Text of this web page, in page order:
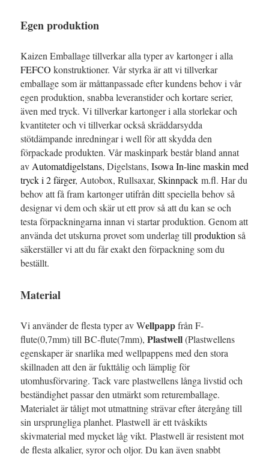
Egen produktion
Kaizen Emballage tillverkar alla typer av kartonger i alla
FEFCO konstruktioner. Vår styrka är att vi tillverkar
emballage som är måttanpassade efter kundens behov i vår
egen produktion, snabba leveranstider och kortare serier,
även med tryck. Vi tillverkar kartonger i alla storlekar och
kvantiteter och vi tillverkar också skräddarsydda
stötdämpande inredningar i well för att skydda den
förpackade produkten. Vår maskinpark består bland annat
av Automatdigelstans, Digelstans, Isowa In-line maskin med
tryck i 2 färger, Autobox, Rullsaxar, Skinnpack m.fl. Har du
behov att få fram kartonger utifrån ditt speciella behov så
designar vi dem och skär ut ett prov så att du kan se och
testa förpackningarna innan vi startar produktion. Genom att
använda det utskurna provet som underlag till produktion så
säkerställer vi att du får exakt den förpackning som du
beställt.
Material
Vi använder de flesta typer av Wellpappfrån F-
flute(0,7mm) till BC-flute(7mm), Plastwell(Plastwellens
egenskaper är snarlika med wellpappens med den stora
skillnaden att den är fukttålig och lämplig för
utomhusförvaring. Tack vare plastwellens långa livstid och
beständighet passar den utmärkt som returemballage.
Materialet är tåligt mot utmattning strävar efter återgång till
sin ursprungliga planhet. Plastwell är ett tvåskikts
skivmaterial med mycket låg vikt. Plastwell är resistent mot
de flesta alkalier, syror och oljor. Du kan även snabbt